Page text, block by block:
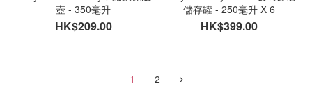
壺 - 350毫升
HK$209.00
儲存罐 - 250毫升 X 6
HK$399.00
1 2